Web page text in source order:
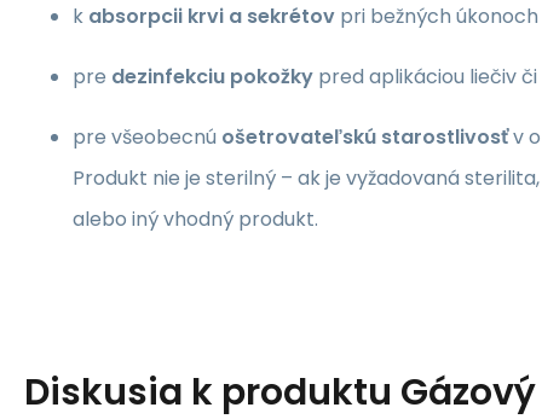
k absorpcii krvi a sekrétov pri bežných úkonoch
pre dezinfekciu pokožky pred aplikáciou liečiv
pre všeobecnú ošetrovateľskú starostlivosťv
Produkt nie je sterilný – ak je vyžadovaná
alebo iný vhodný produkt.
Diskusia k produktu